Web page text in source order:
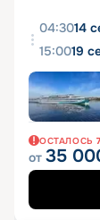
04:3014
15:0019
ОСТАЛОСЬ 7
от 35